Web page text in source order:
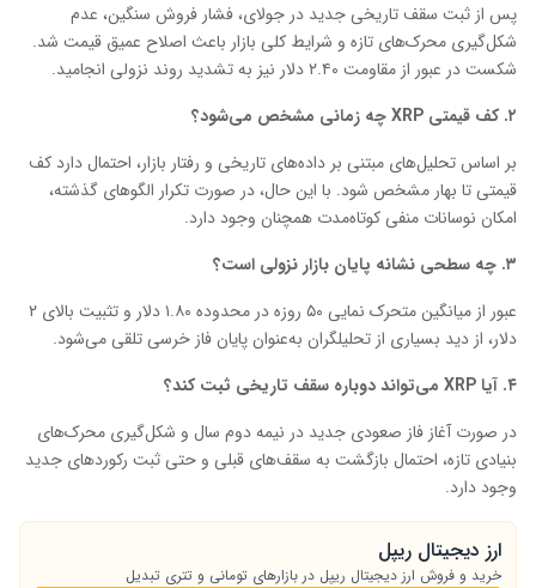
پس از ثبت سقف تاریخی جدید در جولای، فشار فروش سنگین، عدم
شکل‌گیری محرک‌های تازه و شرایط کلی بازار باعث اصلاح عمیق قیمت شد.
شکست در عبور از مقاومت ۲.۴۰ دلار نیز به تشدید روند نزولی انجامید.
۲.کف قیمتی
چه زمانی مشخص می‌شود؟
بر اساس تحلیل‌های مبتنی بر داده‌های تاریخی و رفتار بازار، احتمال دارد کف
قیمتی تا بهار مشخص شود. با این حال، در صورت تکرار الگوهای گذشته،
امکان نوسانات منفی کوتاه‌مدت همچنان وجود دارد.
۳. چه سطحی نشانه پایان بازار نزولی است؟
عبور از میانگین متحرک نمایی ۵۰ روزه در محدوده ۱.۸۰ دلار و تثبیت بالای ۲
دلار، از دید بسیاری از تحلیلگران به‌عنوان پایان فاز خرسی تلقی می‌شود.
۴. آیا
می‌تواند دوباره سقف تاریخی ثبت کند؟
در صورت آغاز فاز صعودی جدید در نیمه دوم سال و شکل‌گیری محرک‌های
بنیادی تازه، احتمال بازگشت به سقف‌های قبلی و حتی ثبت رکوردهای جدید
وجود دارد.
ارز دیجیتال ریپل
خرید و فروش ارز دیجیتال ریپل در بازارهای تومانی و تتری تبدیل